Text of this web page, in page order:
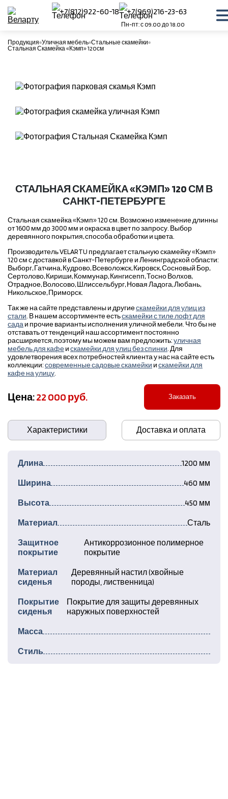
+7(812)922-60-18 +7(969)216-23-63
Пн-пт: с 09.00 до 18.00
Продукция Уличная мебель Стальные скамейки
Стальная Скамейка «Кэмп» 120см
СТАЛЬНАЯ СКАМЕЙКА «КЭМП» 120 СМ В
САНКТ-ПЕТЕРБУРГЕ
Стальная скамейка «Кэмп» 120 см. Возможно изменение длинны
от 1600 мм до 3000 мм и окраска в цвет по запросу. Выбор
деревянного покрытия, способа обработки и цвета.
Производитель VELARTU предлагает стальную скамейку «Кэмп»
120 см с доставкой в Санкт-Петербурге и Ленинградской области:
Выборг, Гатчина, Кудрово, Всеволожск, Кировск, Сосновый Бор,
Сертолово, Кириши, Коммунар, Кингисепп, Тосно Волхов,
Отрадное, Волосово, Шлиссельбург, Новая Ладога, Любань,
Никольское, Приморск.
Так же на сайте представлены и другиескамейки для улиц из
стали . В нашем ассортименте естьскамейки с тиле лофт для
сада и прочие варианты исполнения уличной мебели. Что бы не
отставать от тенденций наш ассортимент постоянно
расширяется, поэтому мы можем вам предложить:уличная
мебель для кафеискамейки для улиц без спинки . Для
удовлетворения всех потребностей клиента у нас на сайте есть
коллекции:современные садовые скамейки искамейки для
кафе на улицу
Цена:22 000 руб. Заказать
Характеристики Доставка и оплата
Длина 1200 мм
Ширина 460 мм
Высота 450 мм
Материал Сталь
Защитное
покрытие
Антикоррозионное полимерное
покрытие
Материал
сиденья
Деревянный настил (хвойные
породы, лиственница)
Покрытие
сиденья
Покрытие для защиты деревянных
наружных поверхностей
Масса
Стиль